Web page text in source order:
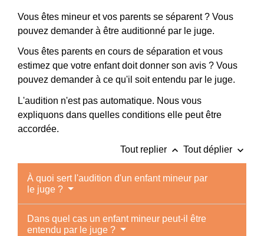
Vous êtes mineur et vos parents se séparent ? Vous
pouvez demander à être auditionné par le juge.
Vous êtes parents en cours de séparation et vous
estimez que votre enfant doit donner son avis ? Vous
pouvez demander à ce qu'il soit entendu par le juge.
L'audition n'est pas automatique. Nous vous
expliquons dans quelles conditions elle peut être
accordée.
Tout replier keyboard_arrow_up Tout déplier keyboard_arrow_down
À quoi sert l'audition d'un enfant mineur par
le juge ?
Dans quel cas un enfant mineur peut-il être
entendu par le juge ?